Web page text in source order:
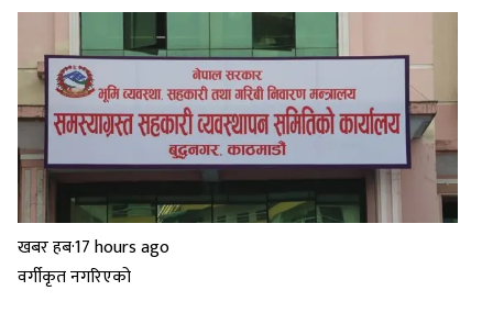
खबर हब·17 hours ago
वर्गीकृत नगरिएको